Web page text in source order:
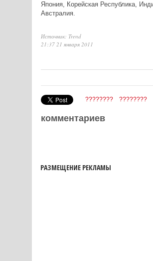
Япония, Корейская Республика,
Австралия.
Источник: Trend
21:37 21 января 2011
???????? ????????
комментариев
РАЗМЕЩЕНИЕ РЕКЛАМЫ